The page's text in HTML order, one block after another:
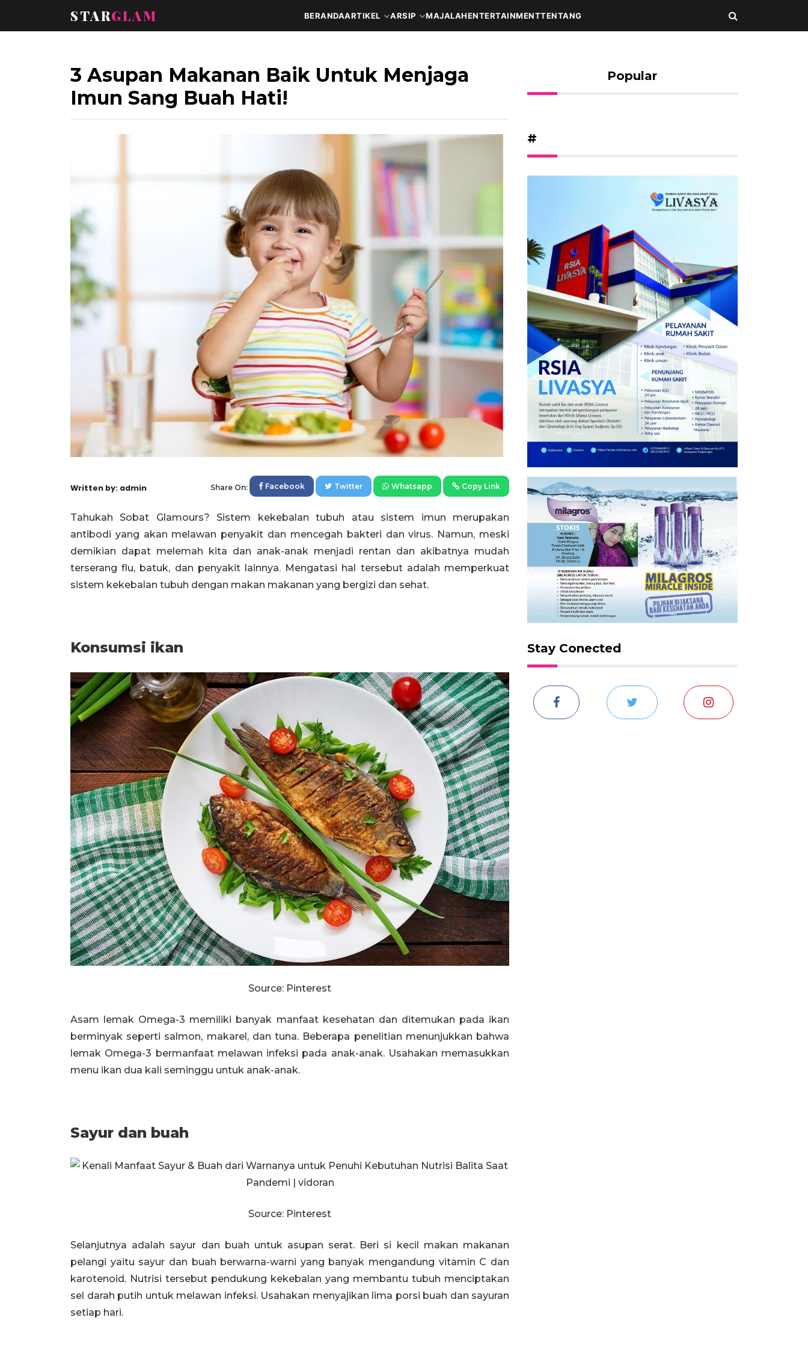
STARGLAM BERANDAARTIKEL ARSIP MAJALAHENTERTAINMENTTENTANG
3 Asupan Makanan Baik Untuk Menjaga
Imun Sang Buah Hati!
Written by: admin Share On: Facebook Twitter Whatsapp Copy Link
Tahukah Sobat Glamours? Sistem kekebalan tubuh atau sistem imun merupakan
antibodi yang akan melawan penyakit dan mencegah bakteri dan virus. Namun, meski
demikian dapat melemah kita dan anak-anak menjadi rentan dan akibatnya mudah
terserang flu, batuk, dan penyakit lainnya. Mengatasi hal tersebut adalah memperkuat
sistem kekebalan tubuh dengan makan makanan yang bergizi dan sehat.
Konsumsi ikan
Source: Pinterest
Asam lemak Omega-3 memiliki banyak manfaat kesehatan dan ditemukan pada ikan
berminyak seperti salmon, makarel, dan tuna. Beberapa penelitian menunjukkan bahwa
lemak Omega-3 bermanfaat melawan infeksi pada anak-anak. Usahakan memasukkan
menu ikan dua kali seminggu untuk anak-anak.
Sayur dan buah
Source: Pinterest
Selanjutnya adalah sayur dan buah untuk asupan serat. Beri si kecil makan makanan
pelangi yaitu sayur dan buah berwarna-warni yang banyak mengandung vitamin C dan
karotenoid. Nutrisi tersebut pendukung kekebalan yang membantu tubuh menciptakan
sel darah putih untuk melawan infeksi. Usahakan menyajikan lima porsi buah dan sayuran
setiap hari.
Popular
#
Stay Conected